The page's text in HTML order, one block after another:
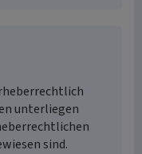
unterliegen
sind.